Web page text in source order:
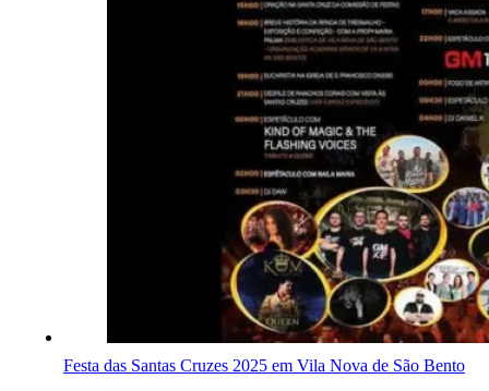
Festa das Santas Cruzes 2025 em Vila Nova de São Bento